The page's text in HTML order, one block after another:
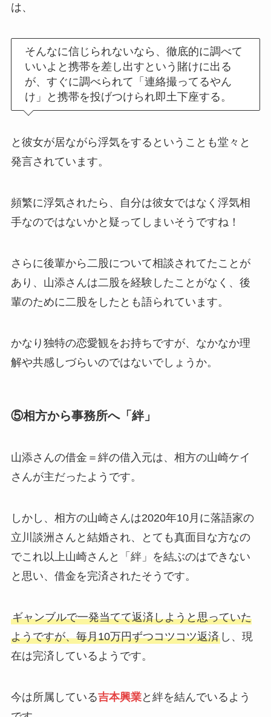
は、
そんなに信じられないなら、徹底的に調べて
いいよと携帯を差し出すという賭けに出る
が、すぐに調べられて「連絡撮ってるやん
け」と携帯を投げつけられ即土下座する。
と彼女が居ながら浮気をするということも堂々と
発言されています。
頻繁に浮気されたら、自分は彼女ではなく浮気相
手なのではないかと疑ってしまいそうですね！
さらに後輩から二股について相談されてたことが
あり、山添さんは二股を経験したことがなく、後
輩のために二股をしたとも語られています。
かなり独特の恋愛観をお持ちですが、なかなか理
解や共感しづらいのではないでしょうか。
⑤相方から事務所へ「絆」
山添さんの借金＝絆の借入元は、相方の山崎ケイ
さんが主だったようです。
しかし、相方の山崎さんは2020年10月に落語家の
立川談洲さんと結婚され、とても真面目な方なの
でこれ以上山崎さんと「絆」を結ぶのはできない
と思い、借金を完済されたそうです。
ギャンブルで一発当てて返済しようと思っていた
ようですが、毎月10万円ずつコツコツ返済し、現
在は完済しているようです。
今は所属している吉本興業と絆を結んでいるよう